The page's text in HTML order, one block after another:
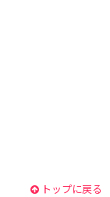
トップに戻る